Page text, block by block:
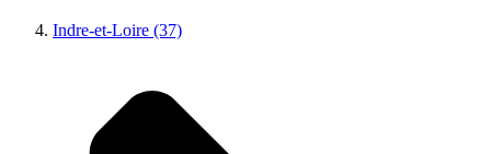
Indre-et-Loire (37)